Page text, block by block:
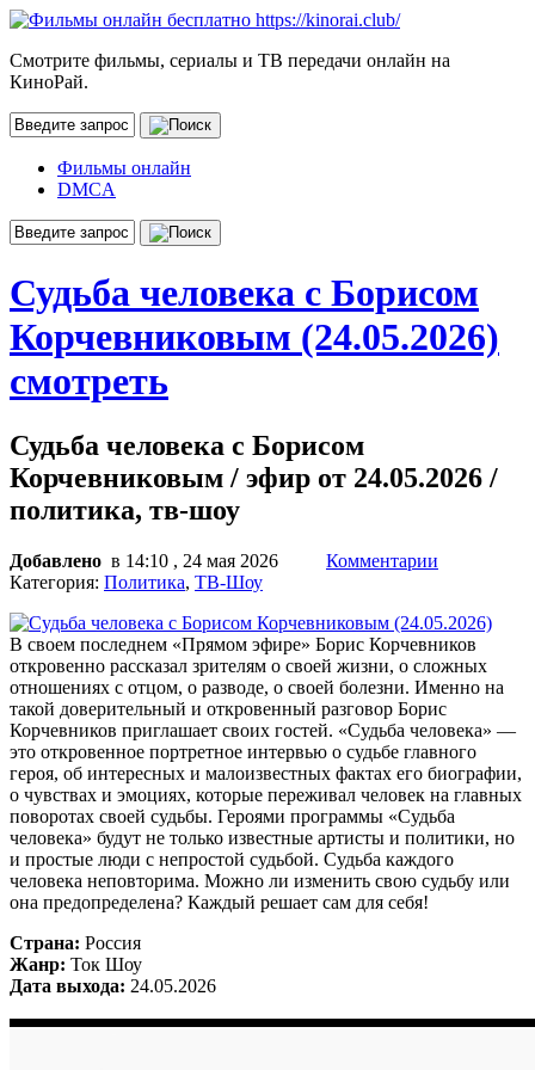
Смотрите фильмы, сериалы и ТВ передачи онлайн на
КиноРай.
Фильмы онлайн
DMCA
Судьба человека с Борисом
Корчевниковым (24.05.2026)
смотреть
Судьба человека с Борисом
Корчевниковым / эфир от 24.05.2026 /
политика, тв-шоу
Добавлено в 14:10 , 24 мая 2026
Комментарии
Категория: Политика, ТВ-Шоу
В своем последнем «Прямом эфире» Борис Корчевников
откровенно рассказал зрителям о своей жизни, о сложных
отношениях с отцом, о разводе, о своей болезни. Именно на
такой доверительный и откровенный разговор Борис
Корчевников приглашает своих гостей. «Судьба человека» —
это откровенное портретное интервью о судьбе главного
героя, об интересных и малоизвестных фактах его биографии,
о чувствах и эмоциях, которые переживал человек на главных
поворотах своей судьбы. Героями программы «Судьба
человека» будут не только известные артисты и политики, но
и простые люди с непростой судьбой. Судьба каждого
человека неповторима. Можно ли изменить свою судьбу или
она предопределена? Каждый решает сам для себя!
Страна: Россия
Жанр: Ток Шоу
Дата выхода: 24.05.2026